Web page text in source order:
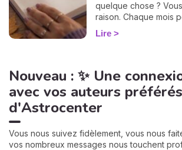
quelque chose ?
raison. Chaque mois
une vibration rien que
vous, et il suffit d'un
on trouve votre
personnel, puis votre
mission de septembre,
chiffre par chiffre. 🔢
Lire
Nouveau : ✨ Une
avec vos auteurs préférés
d'Astrocenter
Vous nous suivez fidèlement, vous nous
vos nombreux messages nous touchent